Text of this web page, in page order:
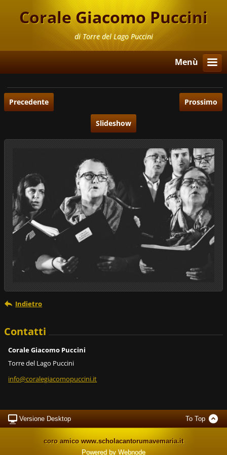
Corale Giacomo Puccini
di Torre del Lago Puccini
Menù
Precedente Prossimo
Slideshow
Indietro
Contatti
Corale Giacomo Puccini
Torre del Lago Puccini
info@coralegiacomopuccini.it
Versione Desktop To Top
coro amico www.scholacantorumavemaria.it
Powered by Webnode